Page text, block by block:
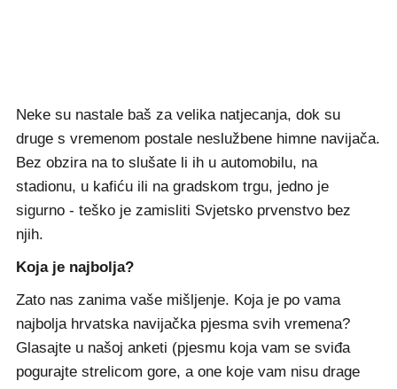
Neke su nastale baš za velika natjecanja, dok su
druge s vremenom postale neslužbene himne navijača.
Bez obzira na to slušate li ih u automobilu, na
stadionu, u kafiću ili na gradskom trgu, jedno je
sigurno - teško je zamisliti Svjetsko prvenstvo bez
njih.
Koja je najbolja?
Zato nas zanima vaše mišljenje. Koja je po vama
najbolja hrvatska navijačka pjesma svih vremena?
Glasajte u našoj anketi (pjesmu koja vam se sviđa
pogurajte strelicom gore, a one koje vam nisu drage